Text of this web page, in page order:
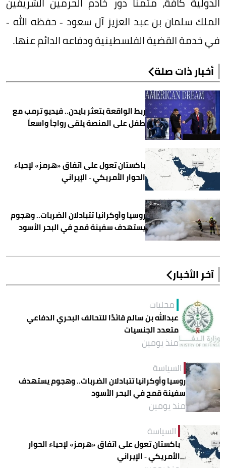
الملك سلمان بن عبد العزيز آل سعود - حفظه الله -
في خدمة القضية الفلسطينية ودفاعه الدائم عنها.
أخبار ذات صلة
ربط الواقعة بتعثر بايدن.. فيديو ترمب مع
طفل على المنصة يلقى رواجاً واسعاً
باكستان تعول على اتفاق «هرمز» لإحياء
الحوار الأمريكي - الإيراني
روسيا وأوكرانيا تتبادلان الضربات.. وهجوم
يستهدف سفينة قمح في البحر الأسود
آخر الأخبار
محليات
عبدالله بن سالم قائدًا للتحالف البحري الدفاعي
متعدد الجنسيات
منذ يومين
السياسة
روسيا وأوكرانيا تتبادلان الضربات.. وهجوم يستهدف
سفينة قمح في البحر الأسود
منذ يومين
السياسة
باكستان تعول على اتفاق «هرمز» لإحياء الحوار
الأمريكي - الإيراني